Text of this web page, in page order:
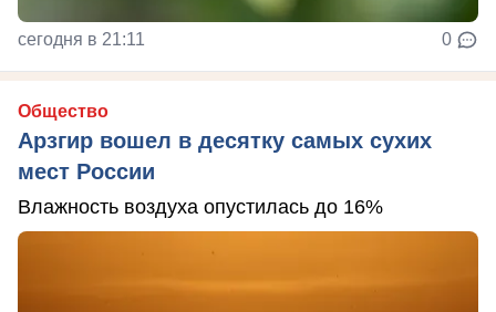
сегодня в 21:11 0
Общество
Арзгир вошел в десятку самых сухих
мест России
Влажность воздуха опустилась до 16%